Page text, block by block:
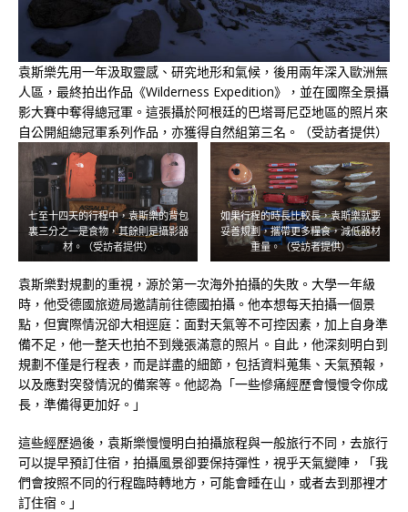
袁斯樂先用一年汲取靈感、研究地形和氣候，後用兩年深入歐洲無
人區，最終拍出作品《Wilderness Expedition》，並在國際全景攝
影大賽中奪得總冠軍。這張攝於阿根廷的巴塔哥尼亞地區的照片來
自公開組總冠軍系列作品，亦獲得自然組第三名。（受訪者提供）
七至十四天的行程中，袁斯樂的背包
裏三分之一是食物，其餘則是攝影器
材。（受訪者提供）
如果行程的時長比較長，袁斯樂就要
妥善規劃，攜帶更多糧食，減低器材
重量。（受訪者提供）
袁斯樂對規劃的重視，源於第一次海外拍攝的失敗。大學一年級
時，他受德國旅遊局邀請前往德國拍攝。他本想每天拍攝一個景
點，但實際情況卻大相逕庭：面對天氣等不可控因素，加上自身準
備不足，他一整天也拍不到幾張滿意的照片。自此，他深刻明白到
規劃不僅是行程表，而是詳盡的細節，包括資料蒐集、天氣預報，
以及應對突發情況的備案等。他認為「一些慘痛經歷會慢慢令你成
長，準備得更加好。」
這些經歷過後，袁斯樂慢慢明白拍攝旅程與一般旅行不同，去旅行
可以提早預訂住宿，拍攝風景卻要保持彈性，視乎天氣變陣，「我
們會按照不同的行程臨時轉地方，可能會睡在山，或者去到那裡才
訂住宿。」